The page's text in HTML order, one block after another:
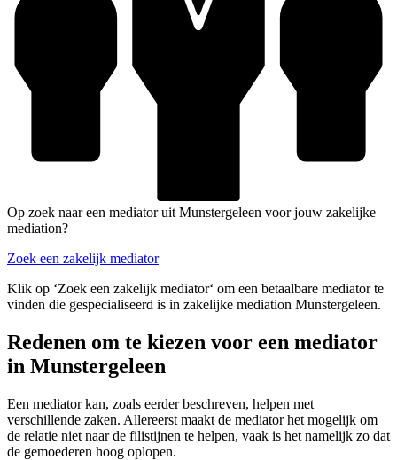
Op zoek naar een mediator uit Munstergeleen voor jouw zakelijke
mediation?
Zoek een zakelijk mediator
Klik op ‘Zoek een zakelijk mediator‘ om een betaalbare mediator te
vinden die gespecialiseerd is in zakelijke mediation Munstergeleen.
Redenen om te kiezen voor een mediator
in Munstergeleen
Een mediator kan, zoals eerder beschreven, helpen met
verschillende zaken. Allereerst maakt de mediator het mogelijk om
de relatie niet naar de filistijnen te helpen, vaak is het namelijk zo dat
de gemoederen hoog oplopen.